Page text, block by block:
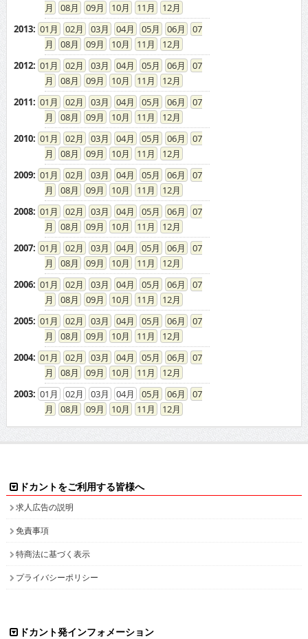
08
09 10 11
12
2013: 01 02 03 04 05 06
07
08
09 10 11
12
2012: 01 02 03 04 05 06
07
08
09 10 11
12
2011: 01 02 03 04 05 06
07
08
09 10 11
12
2010: 01 02 03 04 05 06
07
08
09 10 11
12
2009: 01 02 03 04 05 06
07
08
09 10 11
12
2008: 01 02 03 04 05 06
07
08
09 10 11
12
2007: 01 02 03 04 05 06
07
08
09 10 11
12
2006: 01 02 03 04 05 06
07
08
09 10 11
12
2005: 01 02 03 04 05 06
07
08
09 10 11
12
2004: 01 02 03 04 05 06
07
08
09 10 11
12
2003: 01 02 03 04 05 06
07
08
09 10 11 12
ドカントをご利用する皆様へ
求人広告の説明
免責事項
特商法に基づく表示
プライバシーポリシー
ドカント発インフォメーション